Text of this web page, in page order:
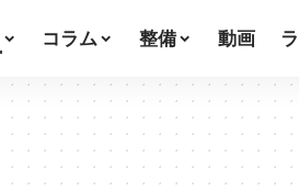
コラム 整備 動画